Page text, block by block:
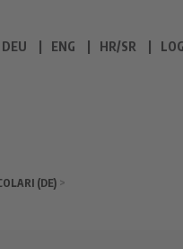
DEU ENG HR/SR
(DE) >